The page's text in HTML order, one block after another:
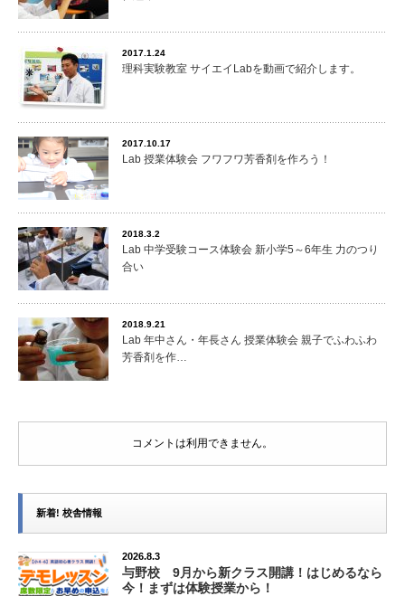
2017.1.24
理科実験教室 サイエイLabを動画で紹介します。
2017.10.17
Lab 授業体験会 フワフワ芳香剤を作ろう！
2018.3.2
Lab 中学受験コース体験会 新小学5～6年生 力のつり
合い
2018.9.21
Lab 年中さん・年長さん 授業体験会 親子でふわふわ
芳香剤を作…
コメントは利用できません。
新着! 校舎情報
2026.8.3
与野校 9月から新クラス開講！はじめるなら
今！まずは体験授業から！